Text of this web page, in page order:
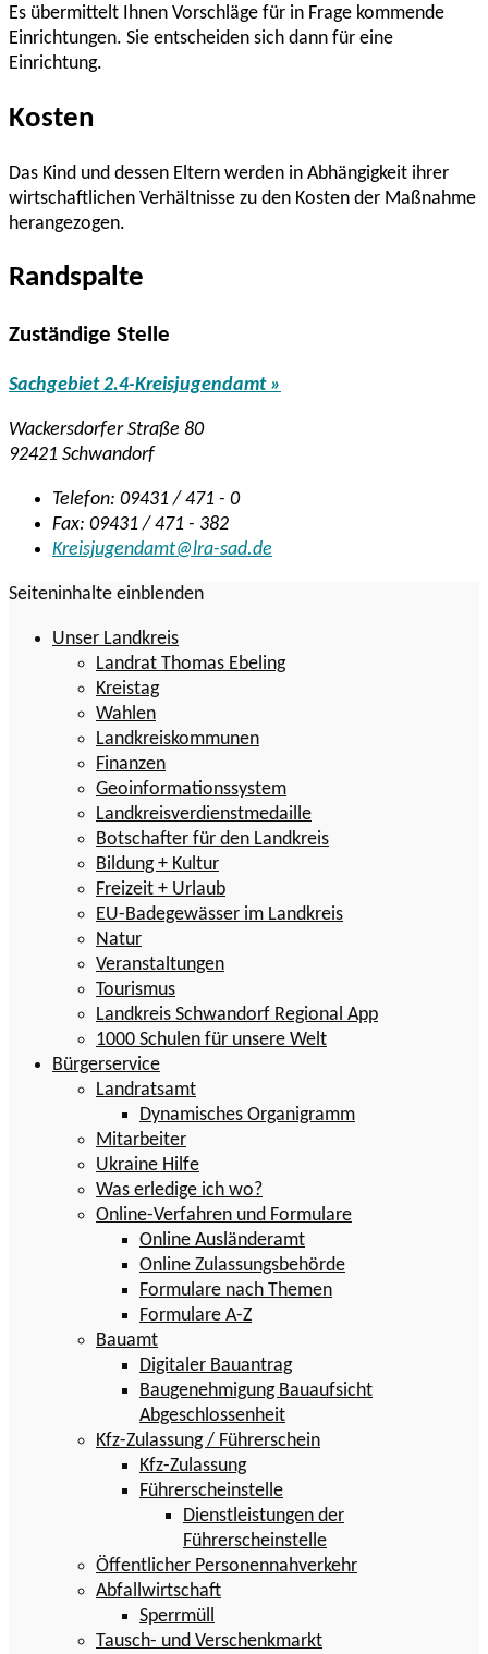
Es übermittelt Ihnen Vorschläge für in Frage kommende
Einrichtungen. Sie entscheiden sich dann für eine
Einrichtung.
Kosten
Das Kind und dessen Eltern werden in Abhängigkeit ihrer
wirtschaftlichen Verhältnisse zu den Kosten der Maßnahme
herangezogen.
Randspalte
Zuständige Stelle
Sachgebiet 2.4-Kreisjugendamt »
Wackersdorfer Straße 80
92421 Schwandorf
Telefon: 09431 / 471 - 0
Fax: 09431 / 471 - 382
Kreisjugendamt@lra-sad.de
Seiteninhalte einblenden
Unser Landkreis
Landrat Thomas Ebeling
Kreistag
Wahlen
Landkreiskommunen
Finanzen
Geoinformationssystem
Landkreisverdienstmedaille
Botschafter für den Landkreis
Bildung + Kultur
Freizeit + Urlaub
EU-Badegewässer im Landkreis
Natur
Veranstaltungen
Tourismus
Landkreis Schwandorf Regional App
1000 Schulen für unsere Welt
Bürgerservice
Landratsamt
Dynamisches Organigramm
Mitarbeiter
Ukraine Hilfe
Was erledige ich wo?
Online-Verfahren und Formulare
Online Ausländeramt
Online Zulassungsbehörde
Formulare nach Themen
Formulare A-Z
Bauamt
Digitaler Bauantrag
Baugenehmigung Bauaufsicht
Abgeschlossenheit
Kfz-Zulassung / Führerschein
Kfz-Zulassung
Führerscheinstelle
Dienstleistungen der
Führerscheinstelle
Öffentlicher Personennahverkehr
Abfallwirtschaft
Sperrmüll
Tausch- und Verschenkmarkt